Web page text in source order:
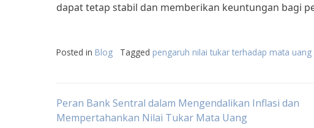
dapat tetap stabil dan memberikan keuntungan bagi
Posted in Blog Tagged pengaruh nilai tukar terhadap mata uang
Post
Peran Bank Sentral dalam Mengendalikan Inflasi dan
Mempertahankan Nilai Tukar Mata Uang